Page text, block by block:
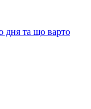
дня та що варто